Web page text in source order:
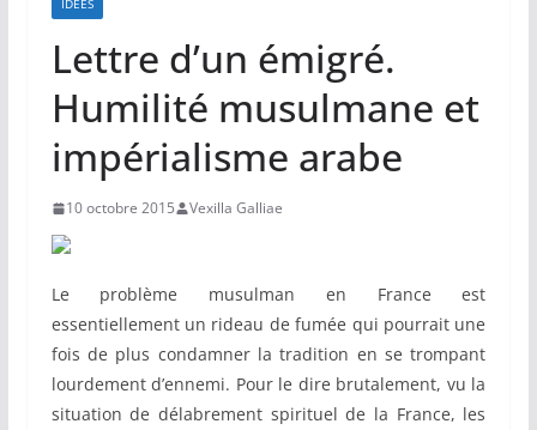
IDÉES
Lettre d’un émigré.
Humilité musulmane et
impérialisme arabe
10 octobre 2015 Vexilla Galliae
Le problème musulman en France est
essentiellement un rideau de fumée qui pourrait une
fois de plus condamner la tradition en se trompant
lourdement d’ennemi. Pour le dire brutalement, vu la
situation de délabrement spirituel de la France, les